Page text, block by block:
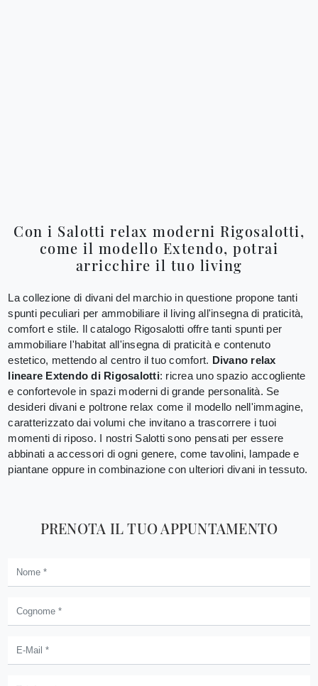
Con i Salotti relax moderni Rigosalotti,
come il modello Extendo, potrai
arricchire il tuo living
La collezione di divani del marchio in questione propone tanti
spunti peculiari per ammobiliare il living all'insegna di praticità,
comfort e stile. Il catalogo Rigosalotti offre tanti spunti per
ammobiliare l'habitat all'insegna di praticità e contenuto
estetico, mettendo al centro il tuo comfort. Divano relax
lineare Extendo di Rigosalotti: ricrea uno spazio accogliente
e confortevole in spazi moderni di grande personalità. Se
desideri divani e poltrone relax come il modello nell'immagine,
caratterizzato dai volumi che invitano a trascorrere i tuoi
momenti di riposo. I nostri Salotti sono pensati per essere
abbinati a accessori di ogni genere, come tavolini, lampade e
piantane oppure in combinazione con ulteriori divani in tessuto.
PRENOTA IL TUO APPUNTAMENTO